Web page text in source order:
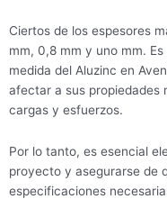
Ciertos de los espesores
mm, 0,8 mm y uno mm.
medida del Aluzinc en
afectar a sus propiedades
cargas y esfuerzos.
Por lo tanto, es esencial
proyecto y asegurarse de
especificaciones